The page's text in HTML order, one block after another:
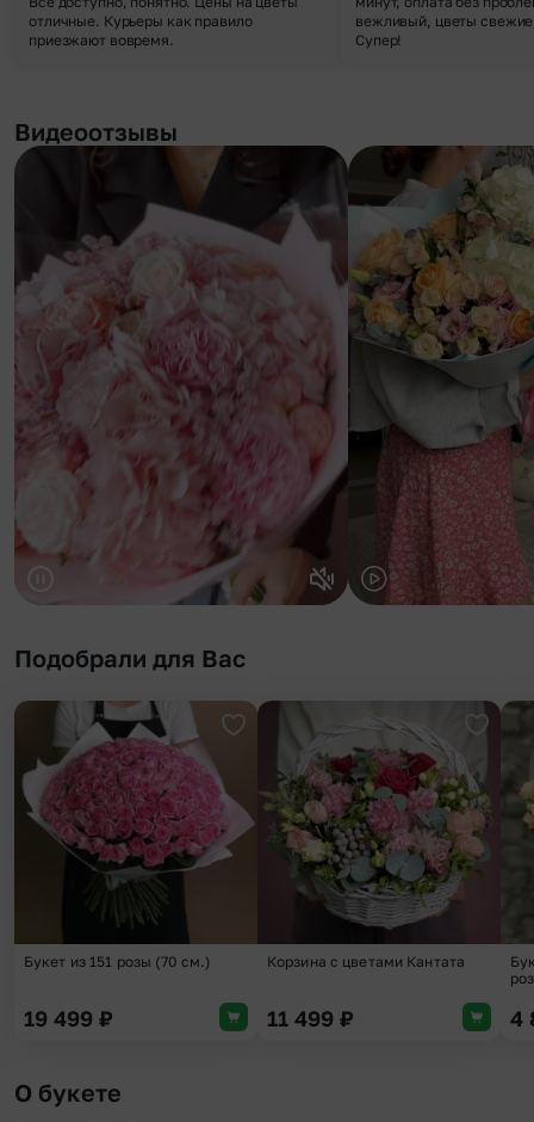
отличные. Курьеры как правило
приезжают вовремя.
вежливый, цветы
Супер!
Видеоотзывы
Подобрали для Вас
Добавить в избранное
Букет из 151 розы (70 см.)
19 499 ₽
Корзина с цветами Кантата
11 499 ₽ 4
О букете